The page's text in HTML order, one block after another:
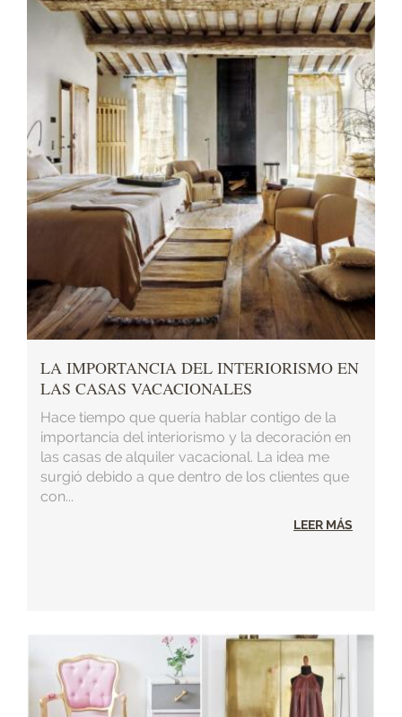
LA IMPORTANCIA DEL INTERIORISMO EN
LAS CASAS VACACIONALES
Hace tiempo que quería hablar contigo de la
importancia del interiorismo y la decoración en
las casas de alquiler vacacional. La idea me
surgió debido a que dentro de los clientes que
con...
LEER MÁS